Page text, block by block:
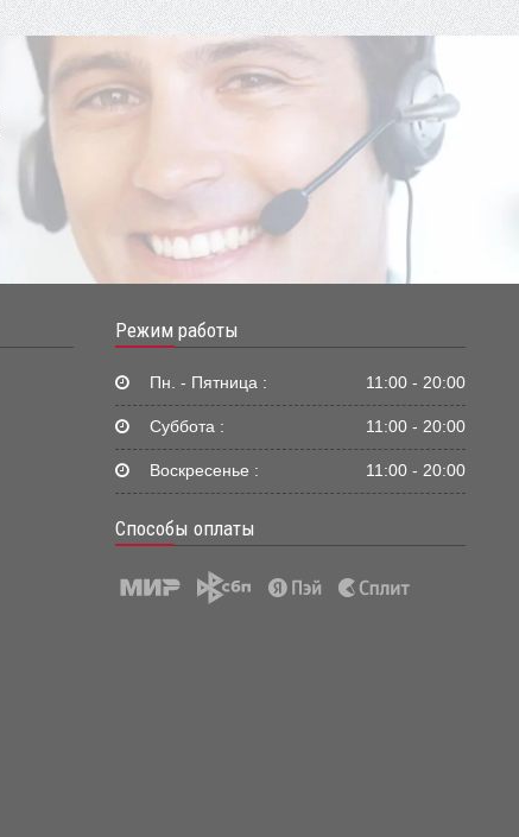
Режим работы
Пн. - Пятница : 11:00 - 20:00
Суббота : 11:00 - 20:00
Воскресенье : 11:00 - 20:00
Способы оплаты